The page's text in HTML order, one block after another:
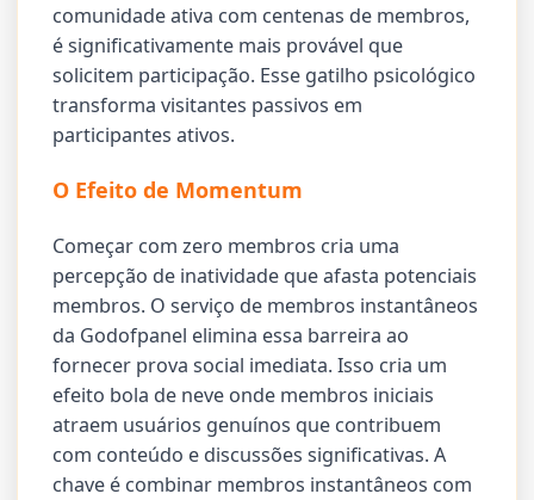
comunidade ativa com centenas de membros,
é significativamente mais provável que
solicitem participação. Esse gatilho psicológico
transforma visitantes passivos em
participantes ativos.
O Efeito de Momentum
Começar com zero membros cria uma
percepção de inatividade que afasta potenciais
membros. O serviço de membros instantâneos
da Godofpanel elimina essa barreira ao
fornecer prova social imediata. Isso cria um
efeito bola de neve onde membros iniciais
atraem usuários genuínos que contribuem
com conteúdo e discussões significativas. A
chave é combinar membros instantâneos com